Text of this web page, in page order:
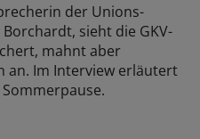
der Unions-
sieht die GKV-
mahnt aber
an. Im Interview erläutert